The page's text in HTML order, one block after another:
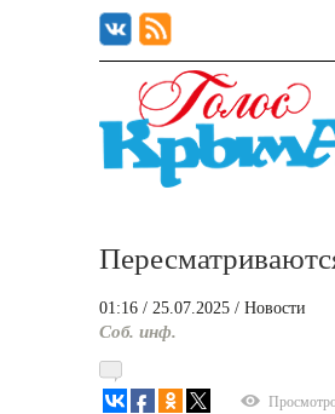
01:16 / 25.07.2025 / Новости
Соб. инф.